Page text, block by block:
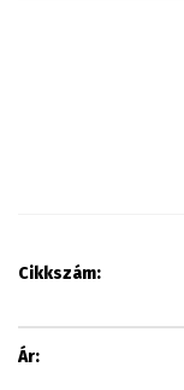
Cikkszám:
Ár: